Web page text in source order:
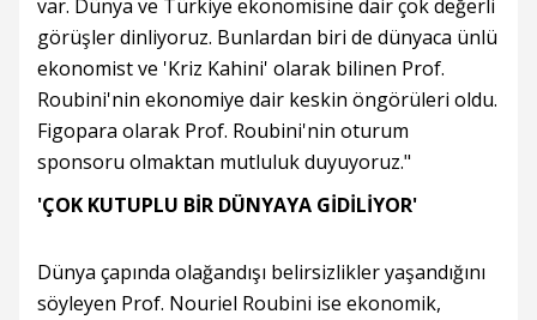
var. Dünya ve Türkiye ekonomisine dair çok değerli
görüşler dinliyoruz. Bunlardan biri de dünyaca ünlü
ekonomist ve 'Kriz Kahini' olarak bilinen Prof.
Roubini'nin ekonomiye dair keskin öngörüleri oldu.
Figopara olarak Prof. Roubini'nin oturum
sponsoru olmaktan mutluluk duyuyoruz."
'ÇOK KUTUPLU BİR DÜNYAYA GİDİLİYOR'
Dünya çapında olağandışı belirsizlikler yaşandığını
söyleyen Prof. Nouriel Roubini ise ekonomik,